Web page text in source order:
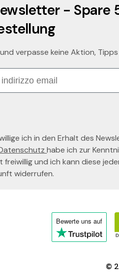
- Spare
verpasse keine Aktion,
ich in den Erhalt des
habe ich zur
freiwillig und ich kann diese
widerrufen.
Bewerte uns auf
Click
to
©